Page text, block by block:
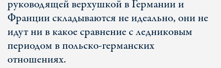
руководящей верхушкой в Германии и
Франции складываются не идеально, они не
идут ни в какое сравнение с ледниковым
периодом в польско-германских
отношениях.